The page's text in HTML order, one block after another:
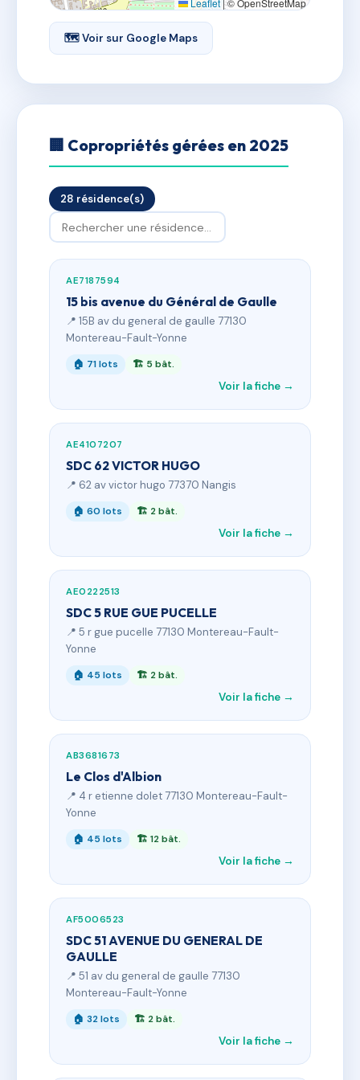
Leaflet |© OpenStreetMap
🗺 Voir sur Google Maps
🏢 Copropriétés gérées en 2025
28 résidence(s)
AE7187594
15 bis avenue du Général de Gaulle
📍 15B av du general de gaulle 77130
Montereau-Fault-Yonne
🏠 71 lots 🏗 5 bât.
Voir la fiche →
AE4107207
SDC 62 VICTOR HUGO
📍 62 av victor hugo 77370 Nangis
🏠 60 lots 🏗 2 bât.
Voir la fiche →
AE0222513
SDC 5 RUE GUE PUCELLE
📍 5 r gue pucelle 77130 Montereau-Fault-
Yonne
🏠 45 lots 🏗 2 bât.
Voir la fiche →
AB3681673
Le Clos d'Albion
📍 4 r etienne dolet 77130 Montereau-Fault-
Yonne
🏠 45 lots 🏗 12 bât.
Voir la fiche →
AF5006523
SDC 51 AVENUE DU GENERAL DE
GAULLE
📍 51 av du general de gaulle 77130
Montereau-Fault-Yonne
🏠 32 lots 🏗 2 bât.
Voir la fiche →